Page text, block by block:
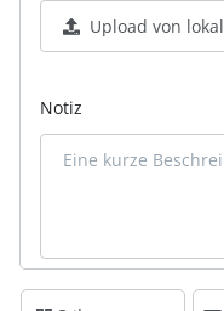
Upload von lokal
Notiz